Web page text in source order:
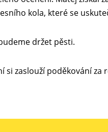
kola, které se
držet pěsti.
si zaslouží poděkování za